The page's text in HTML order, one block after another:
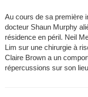
Au cours de sa première
docteur Shaun Murphy
résidence en péril. Neil
Lim sur une chirurgie à
Claire Brown a un
répercussions sur son